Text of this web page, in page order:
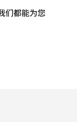
们都能为您